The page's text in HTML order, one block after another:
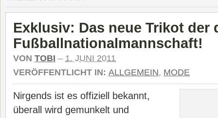
Exklusiv: Das neue Trikot der
Fußballnationalmannschaft!
VON TOBI – 1. JUNI 2011
VERÖFFENTLICHT IN: ALLGEMEIN, MODE
Nirgends ist es offiziell bekannt,
überall wird gemunkelt und